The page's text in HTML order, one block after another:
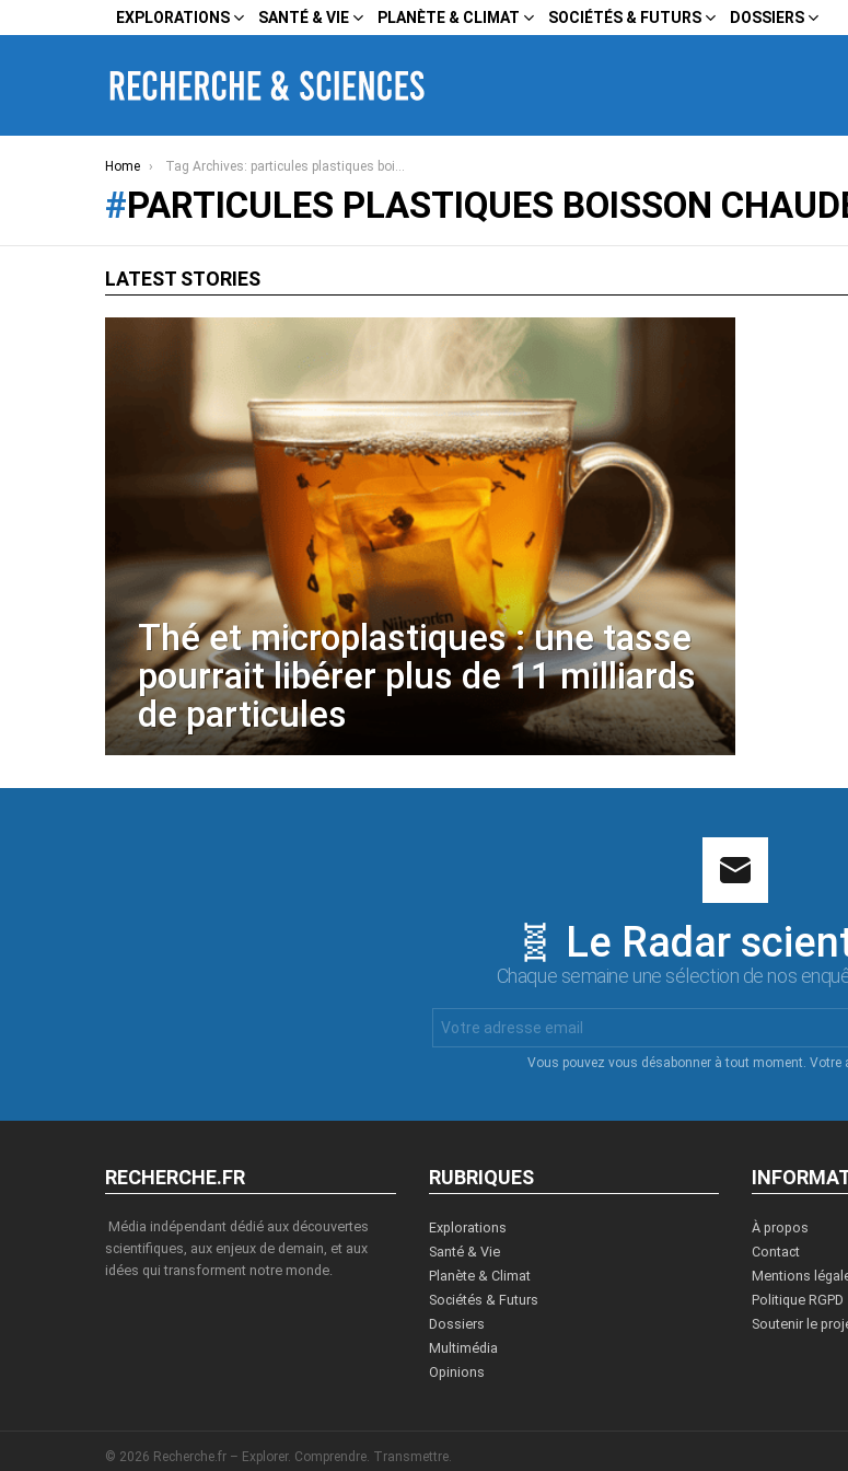
EXPLORATIONS SANTÉ & VIE PLANÈTE & CLIMAT SOCIÉTÉS & FUTURS DOSSIERS
You are here:
Home Tag Archives: particules plastiques boisson chaude
PARTICULES PLASTIQUES BOISSON
LATEST STORIES
Thé et microplastiques : une tasse
pourrait libérer plus de 11 milliards
de particules
🧬 Le Radar
Chaque semaine une sélection de nos
Email
:
Vous pouvez vous désabonner à tout moment. Votre
RECHERCHE.FR
Média indépendant dédié aux découvertes
scientifiques, aux enjeux de demain, et aux
idées qui transforment notre monde.
RUBRIQUES
Explorations
Santé & Vie
Planète & Climat
Sociétés & Futurs
Dossiers
Multimédia
Opinions
À propos
Contact
Mentions
Politique RGPD
Soutenir le
© 2026 Recherche.fr – Explorer. Comprendre. Transmettre.